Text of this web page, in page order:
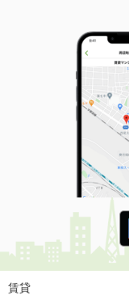
賃貸